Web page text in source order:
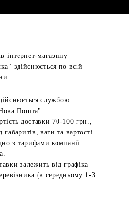
інтернет-магазину
здійснюється по всій
службою
Пошта".
доставки 70-100 грн.,
габаритів, ваги та вартості
з тарифами компанії
залежить від графіка
(в середньому 1-3